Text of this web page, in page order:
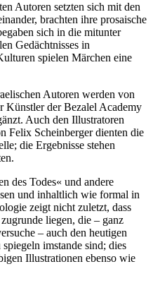
Autoren setzten sich mit den
brachten ihre prosaische
sich in die mitunter
Gedächtnisses in
spielen Märchen eine
Autoren werden von
Künstler der Bezalel Academy
Auch den Illustratoren
Felix Scheinberger dienten die
die Ergebnisse stehen
des Todes« und andere
und inhaltlich wie formal in
zeigt nicht zuletzt, dass
liegen, die – ganz
– auch den heutigen
imstande sind; dies
Illustrationen ebenso wie